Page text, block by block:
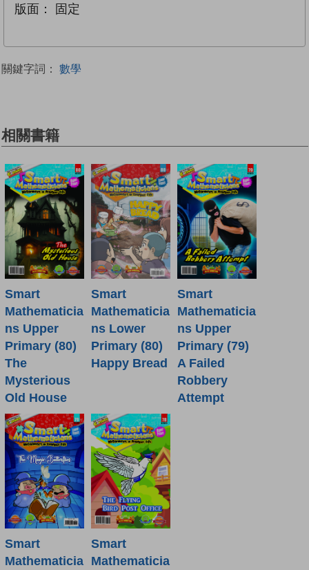
版面： 固定
關鍵字詞： 數學
相關書籍
Smart
Mathematicia
ns Upper
Primary (80)
The
Mysterious
Old House
Smart
Mathematicia
ns Lower
Primary (80)
Happy Bread
Smart
Mathematicia
ns Upper
Primary (79)
A Failed
Robbery
Attempt
Smart
Mathematicia
Smart
Mathematicia